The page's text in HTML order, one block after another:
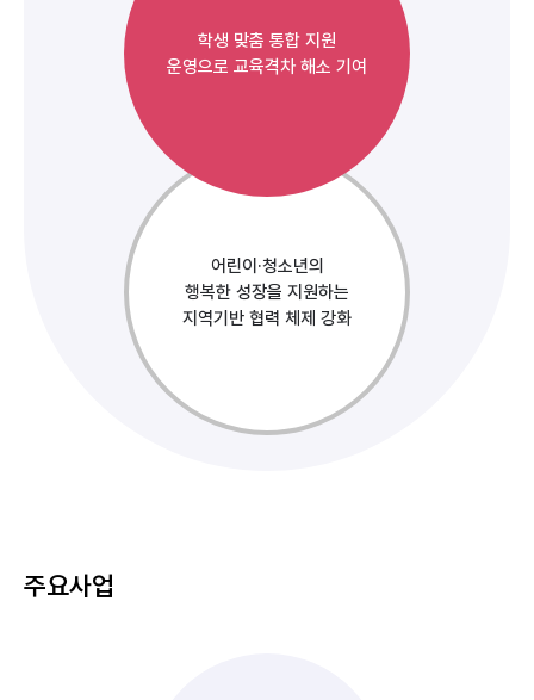
학생 맞춤 통합 지원
운영으로 교육격차 해소 기여
어린이·청소년의
행복한 성장을 지원하는
지역기반 협력 체제 강화
주요사업